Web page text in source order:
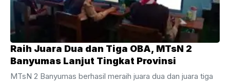
Senin(11/11). Rapat dilaksanakan setelah Sholat Dhuhur, yaitu
12.14 – 14.30 Wib ...
Raih Juara Dua dan Tiga OBA, MTsN 2
Banyumas Lanjut Tingkat Provinsi
MTsN 2 Banyumas berhasil meraih juara dua dan juara tiga